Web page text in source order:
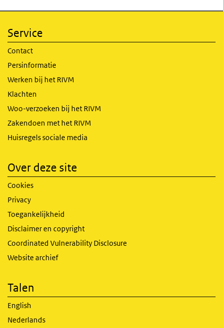
Service
Contact
Persinformatie
Werken bij het RIVM
Klachten
Woo-verzoeken bij het RIVM
Zakendoen met het RIVM
Huisregels sociale media
Over deze site
Cookies
Privacy
Toegankelijkheid
Disclaimer en copyright
Coordinated Vulnerability Disclosure
Website archief
Talen
English
Nederlands